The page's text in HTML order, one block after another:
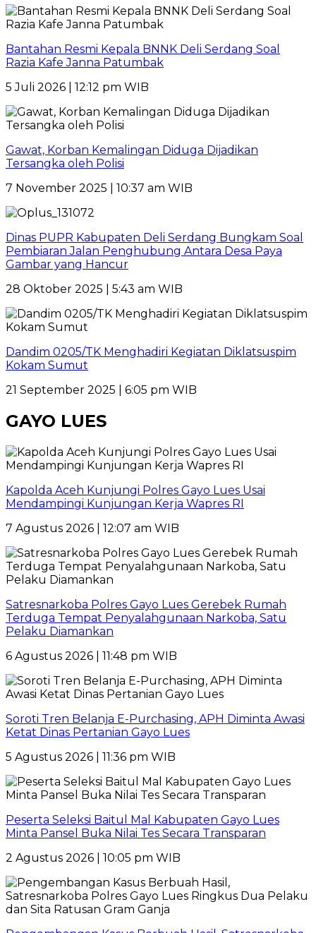
Bantahan Resmi Kepala BNNK Deli Serdang Soal
Razia Kafe Janna Patumbak
5 Juli 2026 | 12:12 pm WIB
Gawat, Korban Kemalingan Diduga Dijadikan
Tersangka oleh Polisi
7 November 2025 | 10:37 am WIB
Dinas PUPR Kabupaten Deli Serdang Bungkam Soal
Pembiaran Jalan Penghubung Antara Desa Paya
Gambar yang Hancur
28 Oktober 2025 | 5:43 am WIB
Dandim 0205/TK Menghadiri Kegiatan Diklatsuspim
Kokam Sumut
21 September 2025 | 6:05 pm WIB
GAYO LUES
Kapolda Aceh Kunjungi Polres Gayo Lues Usai
Mendampingi Kunjungan Kerja Wapres RI
7 Agustus 2026 | 12:07 am WIB
Satresnarkoba Polres Gayo Lues Gerebek Rumah
Terduga Tempat Penyalahgunaan Narkoba, Satu
Pelaku Diamankan
6 Agustus 2026 | 11:48 pm WIB
Soroti Tren Belanja E-Purchasing, APH Diminta Awasi
Ketat Dinas Pertanian Gayo Lues
5 Agustus 2026 | 11:36 pm WIB
Peserta Seleksi Baitul Mal Kabupaten Gayo Lues
Minta Pansel Buka Nilai Tes Secara Transparan
2 Agustus 2026 | 10:05 pm WIB